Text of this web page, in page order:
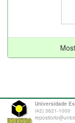
Universidade
(42) 3621-1000